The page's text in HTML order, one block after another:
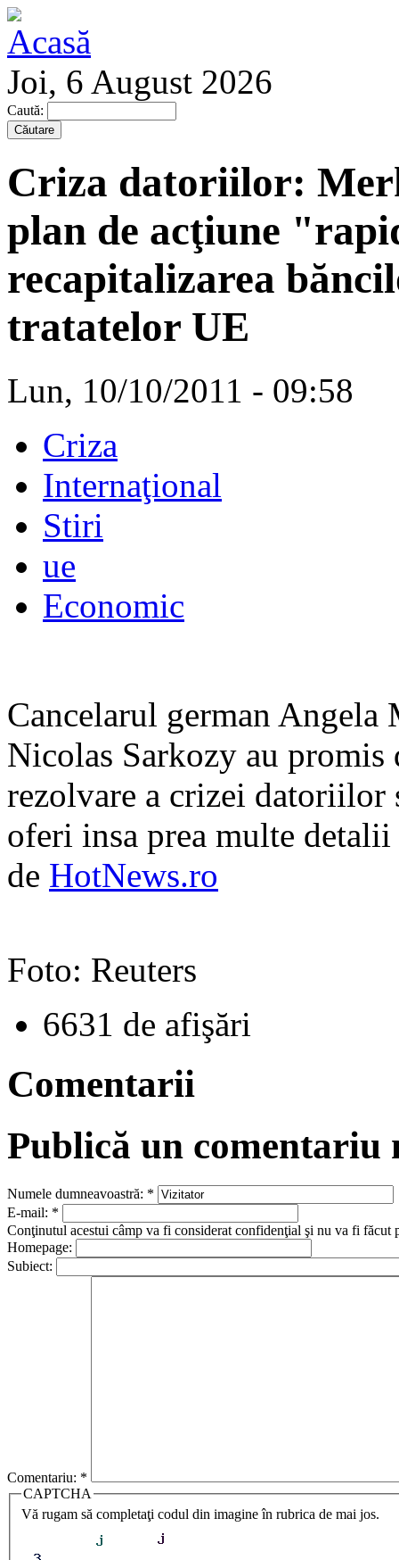
Joi, 6 August 2026
Caută:
Criza datoriilor:
plan de acţiune
recapitalizarea
tratatelor UE
Lun, 10/10/2011 - 09:58
Criza
Internaţional
Stiri
ue
Economic
Cancelarul german Angela
Nicolas Sarkozy au
rezolvare a crizei datoriilor
oferi insa prea multe detalii
de HotNews.ro
Foto: Reuters
6631 de afişări
Comentarii
Publică un comentariu
Numele dumneavoastră: *
E-mail: *
Conţinutul acestui câmp va fi considerat confidenţial şi nu va fi făcut
Homepage:
Subiect:
Comentariu: *
CAPTCHA
Vă rugam să completaţi codul din imagine în rubrica de mai jos.